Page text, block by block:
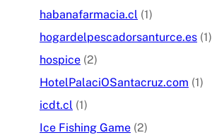
habanafarmacia.cl (1)
hogardelpescadorsanturce.es (1)
hospice (2)
HotelPalaciOSantacruz.com (1)
icdt.cl (1)
Ice Fishing Game (2)